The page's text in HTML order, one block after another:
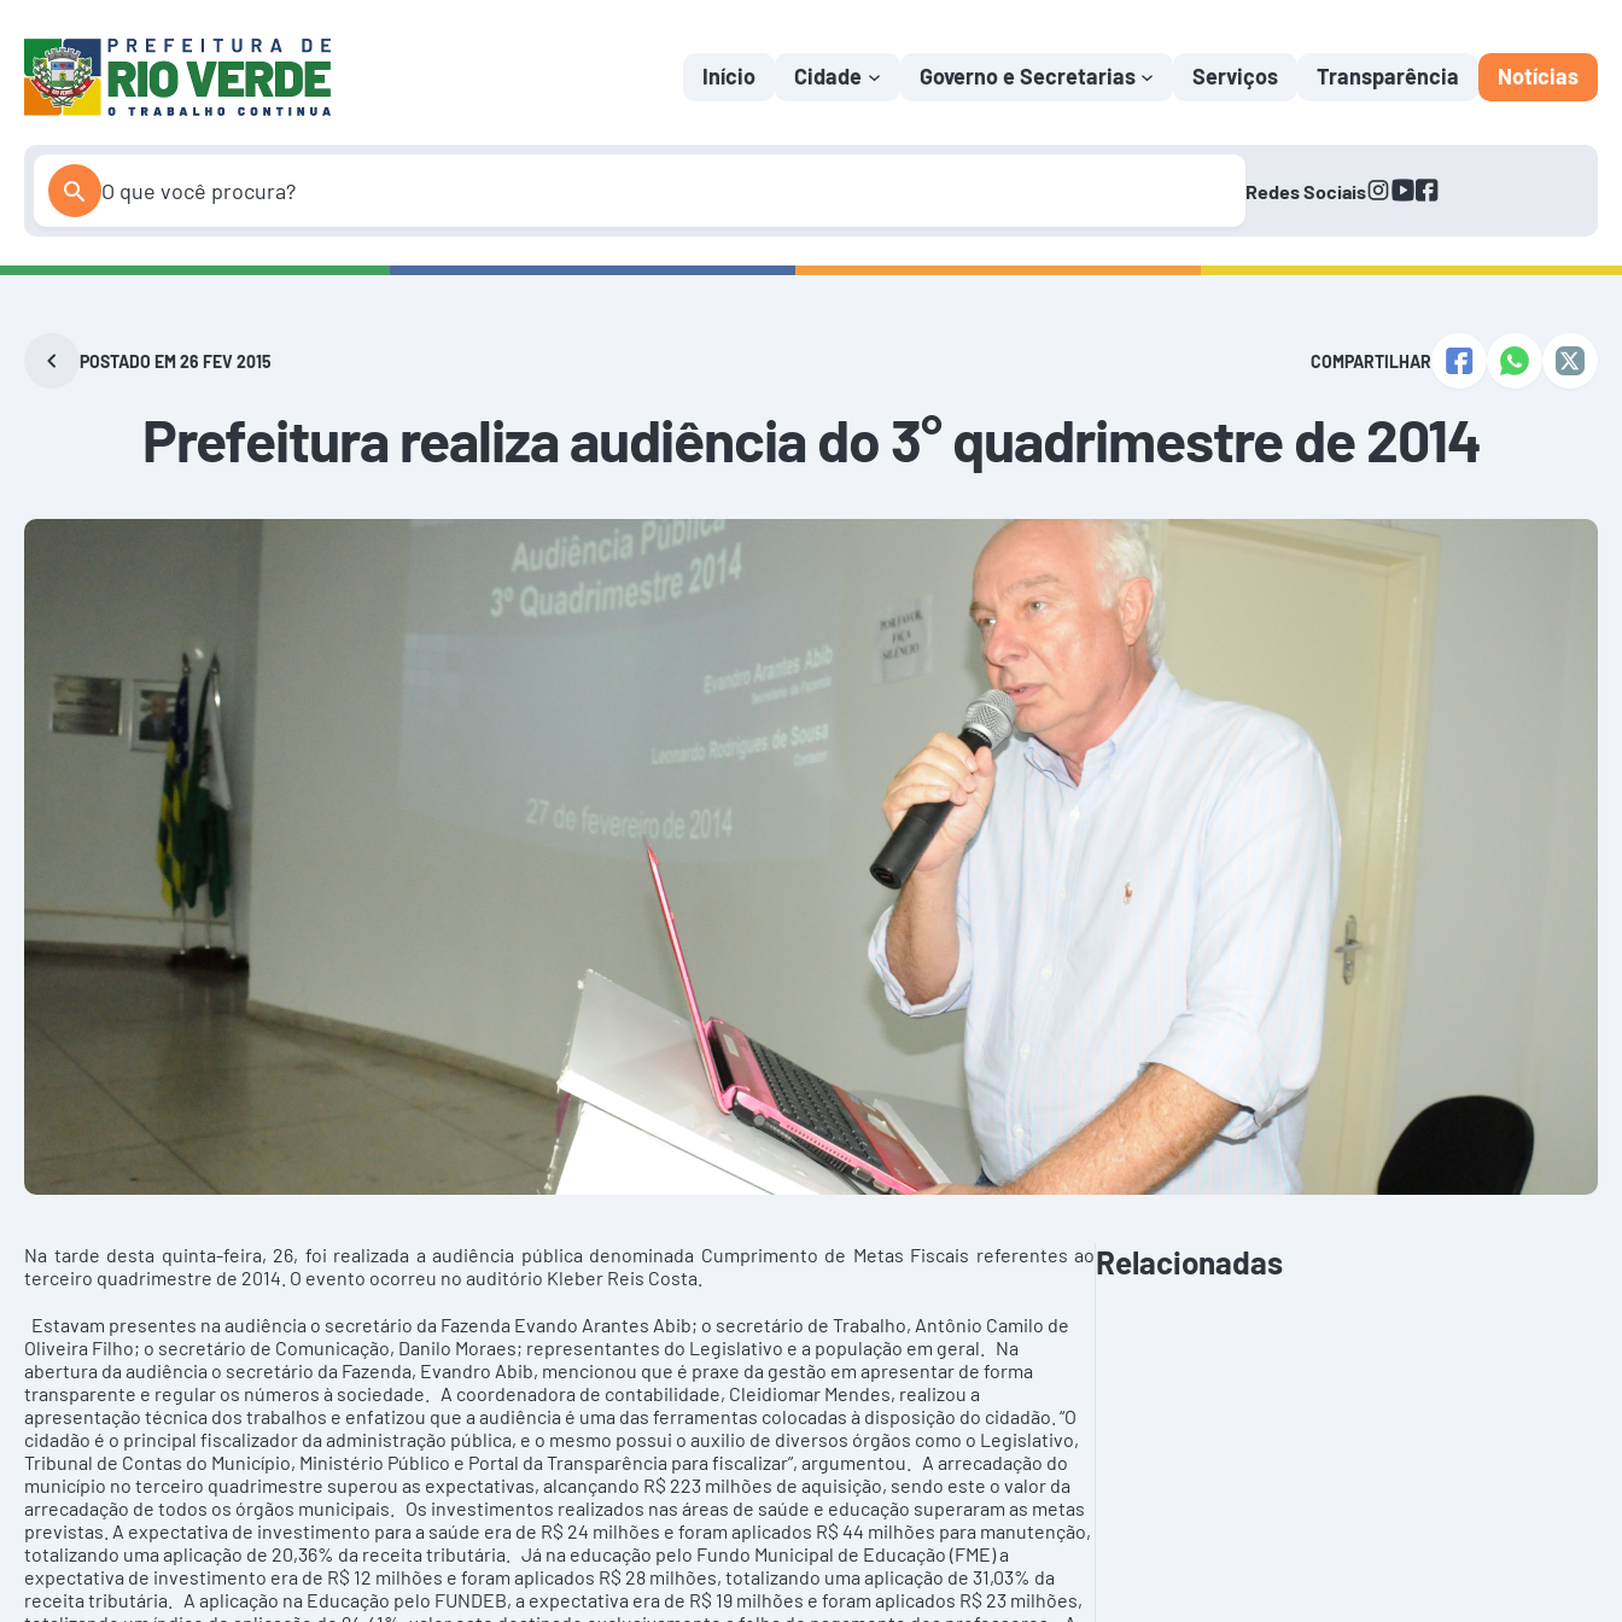
para
conteúdo
Início Cidade Governo e Secretarias Serviços Transparência Notícias
Redes Sociaisinstagram
youtube
facebook
POSTADO EM 26 FEV 2015 COMPARTILHAR
Prefeitura realiza audiência do 3° quadrimestre de 2014
Na tarde desta quinta-feira, 26, foi realizada a audiência pública denominada Cumprimento de Metas Fiscais referentes ao
terceiro quadrimestre de 2014. O evento ocorreu no auditório Kleber Reis Costa.
Estavam presentes na audiência o secretário da Fazenda Evando Arantes Abib; o secretário de Trabalho, Antônio Camilo de
Oliveira Filho; o secretário de Comunicação, Danilo Moraes; representantes do Legislativo e a população em geral. Na
abertura da audiência o secretário da Fazenda, Evandro Abib, mencionou que é praxe da gestão em apresentar de forma
transparente e regular os números à sociedade. A coordenadora de contabilidade, Cleidiomar Mendes, realizou a
apresentação técnica dos trabalhos e enfatizou que a audiência é uma das ferramentas colocadas à disposição do cidadão. “O
cidadão é o principal fiscalizador da administração pública, e o mesmo possui o auxilio de diversos órgãos como o Legislativo,
Tribunal de Contas do Município, Ministério Público e Portal da Transparência para fiscalizar”, argumentou. A arrecadação do
município no terceiro quadrimestre superou as expectativas, alcançando R$ 223 milhões de aquisição, sendo este o valor da
arrecadação de todos os órgãos municipais. Os investimentos realizados nas áreas de saúde e educação superaram as metas
previstas. A expectativa de investimento para a saúde era de R$ 24 milhões e foram aplicados R$ 44 milhões para manutenção,
totalizando uma aplicação de 20,36% da receita tributária. Já na educação pelo Fundo Municipal de Educação (FME) a
expectativa de investimento era de R$ 12 milhões e foram aplicados R$ 28 milhões, totalizando uma aplicação de 31,03% da
receita tributária. A aplicação na Educação pelo FUNDEB, a expectativa era de R$ 19 milhões e foram aplicados R$ 23 milhões,
Relacionadas